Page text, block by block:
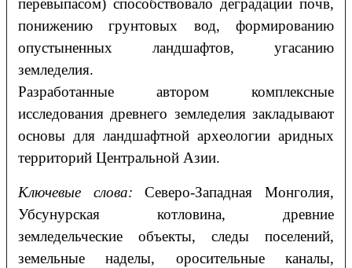
перевыпасом) способствовало деградации почв,
понижению грунтовых вод, формированию
опустыненных ландшафтов, угасанию
земледелия.
Разработанные автором комплексные
исследования древнего земледелия закладывают
основы для ландшафтной археологии аридных
территорий Центральной Азии.
Ключевые слова: Северо-Западная Монголия,
Убсунурская котловина, древние
земледельческие объекты, следы поселений,
земельные наделы, оросительные каналы,